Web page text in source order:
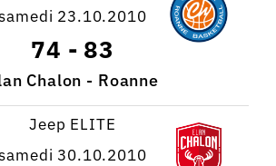
23.10.2010
74 - 83
Chalon - Roanne
Jeep ELITE
30.10.2010